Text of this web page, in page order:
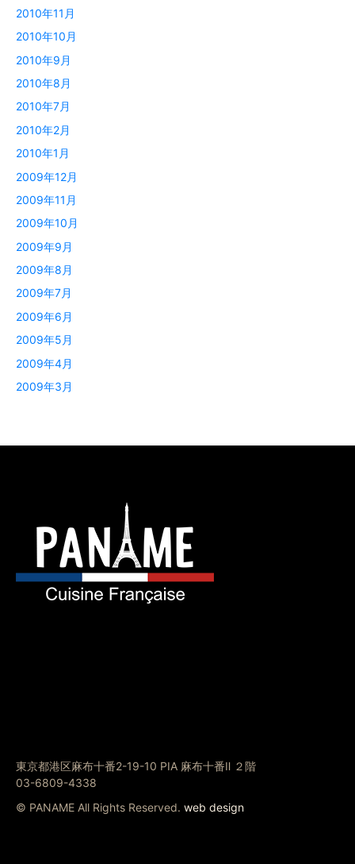
2010年11月
2010年10月
2010年9月
2010年8月
2010年7月
2010年2月
2010年1月
2009年12月
2009年11月
2009年10月
2009年9月
2009年8月
2009年7月
2009年6月
2009年5月
2009年4月
2009年3月
東京都港区麻布十番2-19-10 PIA 麻布十番Ⅱ ２階
03-6809-4338
© PANAME All Rights Reserved. web design